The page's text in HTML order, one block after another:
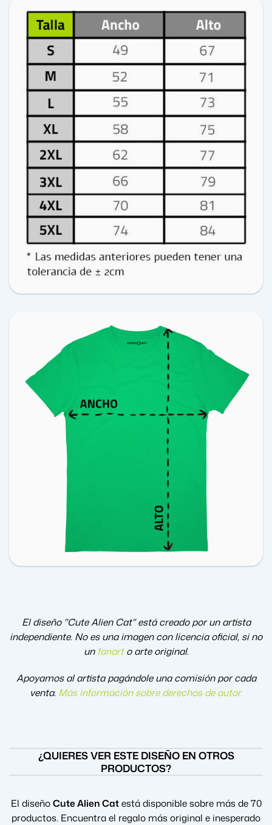
El diseño "Cute Alien Cat" está creado por un artista
independiente. No es una imagen con licencia oficial, si no
unfanart o arte original.
Apoyamos al artista pagándole una comisión por cada
venta. Más información sobre derechos de autor.
¿QUIERES VER ESTE DISEÑO EN OTROS
PRODUCTOS?
El diseñoCute Alien Catestá disponible sobre más de 70
productos. Encuentra el regalo más original e inesperado